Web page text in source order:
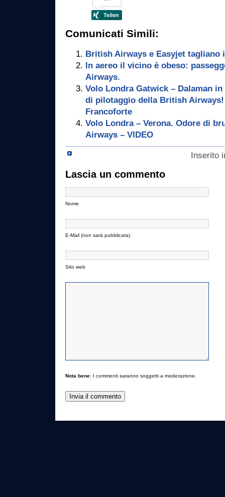
Comunicati Simili:
British Airways e Easyjet
In aereo il vicino è obeso:
Airways.
Volo Londra Gatwick – Dalaman
di pilotaggio della British Airways!
Francoforte
Volo Londra – Verona. Odore di
Airways – VIDEO
Inserito
Lascia un commento
Nome
E-Mail (non sarà pubblicata)
Sito web
Nota bene: I commenti saranno soggetti a moderazione.